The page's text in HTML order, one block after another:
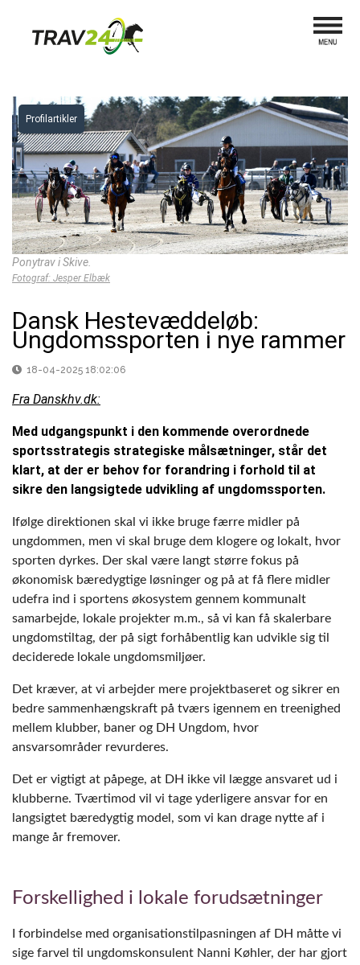
Profilartikler
Ponytrav i Skive.
Fotograf: Jesper Elbæk
Dansk Hestevæddeløb:
Ungdomssporten i nye rammer
18-04-2025 18:02:06
Fra Danskhv.dk:
Med udgangspunkt i den kommende overordnede
sportsstrategis strategiske målsætninger, står det
klart, at der er behov for forandring i forhold til at
sikre den langsigtede udvikling af ungdomssporten.
Ifølge direktionen skal vi ikke bruge færre midler på
ungdommen, men vi skal bruge dem klogere og lokalt, hvor
sporten dyrkes. Der skal være langt større fokus på
økonomisk bæredygtige løsninger og på at få flere midler
udefra ind i sportens økosystem gennem kommunalt
samarbejde, lokale projekter m.m., så vi kan få skalerbare
ungdomstiltag, der på sigt forhåbentlig kan udvikle sig til
deciderede lokale ungdomsmiljøer.
Det kræver, at vi arbejder mere projektbaseret og sikrer en
bedre sammenhængskraft på tværs igennem en treenighed
mellem klubber, baner og DH Ungdom, hvor
ansvarsområder revurderes.
Det er vigtigt at påpege, at DH ikke vil lægge ansvaret ud i
klubberne. Tværtimod vil vi tage yderligere ansvar for en
langsigtet bæredygtig model, som vi kan drage nytte af i
mange år fremover.
Forskellighed i lokale forudsætninger
I forbindelse med organisationstilpasningen af DH måtte vi
sige farvel til ungdomskonsulent Nanni Køhler, der har gjort